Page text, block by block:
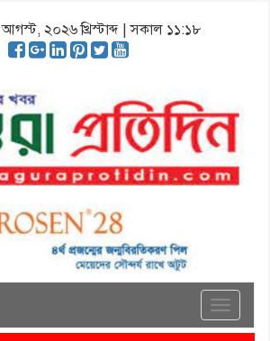
২০২৬ খ্রিস্টাব্দ | সকাল ১১:১৮
Toggle